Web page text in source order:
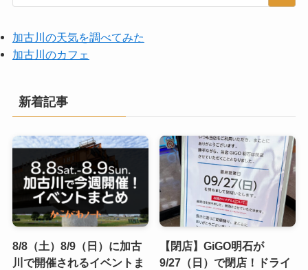
加古川の天気を調べてみた
加古川のカフェ
新着記事
8/8（土）8/9（日）に加古
川で開催されるイベントま
【閉店】GiGO明石が
9/27（日）で閉店！ドライ